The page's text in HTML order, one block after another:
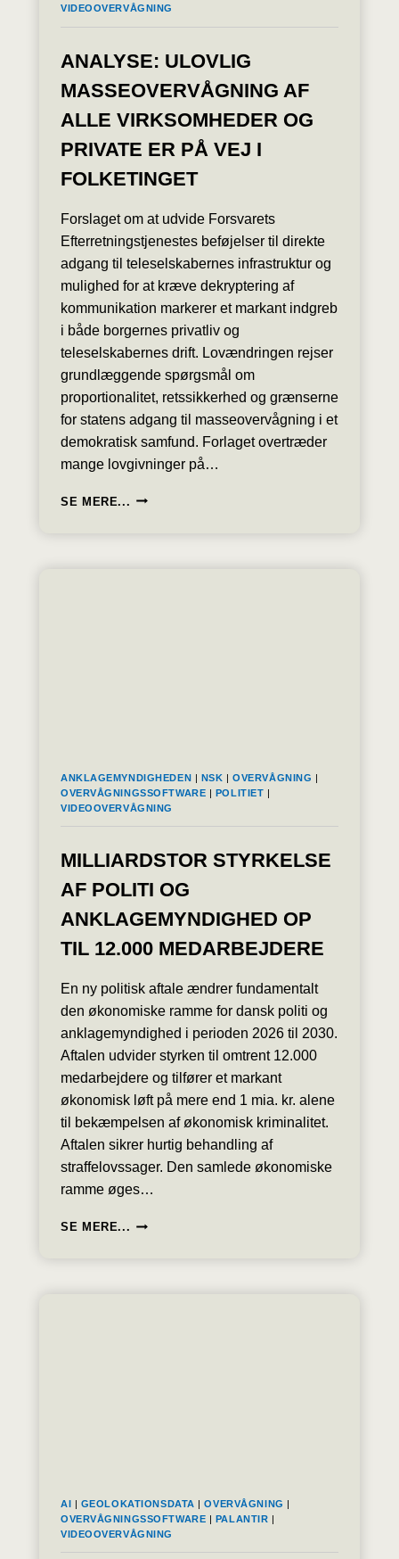
VIDEOOVERVÅGNING
ANALYSE: ULOVLIG
MASSEOVERVÅGNING AF
ALLE VIRKSOMHEDER OG
PRIVATE ER PÅ VEJ I
FOLKETINGET
Forslaget om at udvide Forsvarets
Efterretningstjenestes beføjelser til direkte
adgang til teleselskabernes infrastruktur og
mulighed for at kræve dekryptering af
kommunikation markerer et markant indgreb
i både borgernes privatliv og
teleselskabernes drift. Lovændringen rejser
grundlæggende spørgsmål om
proportionalitet, retssikkerhed og grænserne
for statens adgang til masseovervågning i et
demokratisk samfund. Forlaget overtræder
mange lovgivninger på…
SE MERE... ANALYSE:
ANKLAGEMYNDIGHEDEN | NSK |OVERVÅGNING |
OVERVÅGNINGSSOFTWARE | POLITIET |
VIDEOOVERVÅGNING
MILLIARDSTOR STYRKELSE
AF POLITI OG
ANKLAGEMYNDIGHED OP
TIL 12.000 MEDARBEJDERE
En ny politisk aftale ændrer fundamentalt
den økonomiske ramme for dansk politi og
anklagemyndighed i perioden 2026 til 2030.
Aftalen udvider styrken til omtrent 12.000
medarbejdere og tilfører et markant
økonomisk løft på mere end 1 mia. kr. alene
til bekæmpelsen af økonomisk kriminalitet.
Aftalen sikrer hurtig behandling af
straffelovssager. Den samlede økonomiske
ramme øges…
SE MERE... MILLIARDSTOR
AI | GEOLOKATIONSDATA |OVERVÅGNING |
OVERVÅGNINGSSOFTWARE | PALANTIR |
VIDEOOVERVÅGNING